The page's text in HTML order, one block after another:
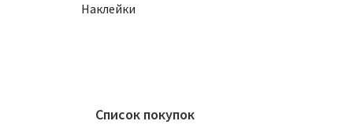
Наклейки
Список покупок